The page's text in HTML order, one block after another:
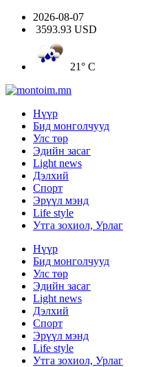
2026-08-07
3593.93 USD
21° C
Нүүр
Бид монголчууд
Улс төр
Эдийн засаг
Light news
Дэлхий
Спорт
Эрүүл мэнд
Life style
Утга зохиол, Урлаг
Нүүр
Бид монголчууд
Улс төр
Эдийн засаг
Light news
Дэлхий
Спорт
Эрүүл мэнд
Life style
Утга зохиол, Урлаг